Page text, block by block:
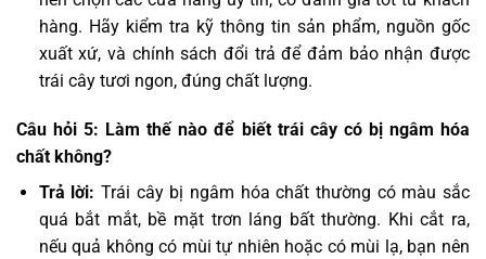
hàng. Hãy kiểm tra kỹ thông tin sản phẩm, nguồn gốc
xuất xứ, và chính sách đổi trả để đảm bảo nhận được
trái cây tươi ngon, đúng chất lượng.
Câu hỏi 5: Làm thế nào để biết trái cây có bị ngâm hóa
chất không?
Trả lời: Trái cây bị ngâm hóa chất thường có màu sắc
quá bắt mắt, bề mặt trơn láng bất thường. Khi cắt ra,
nếu quả không có mùi tự nhiên hoặc có mùi lạ, bạn nên